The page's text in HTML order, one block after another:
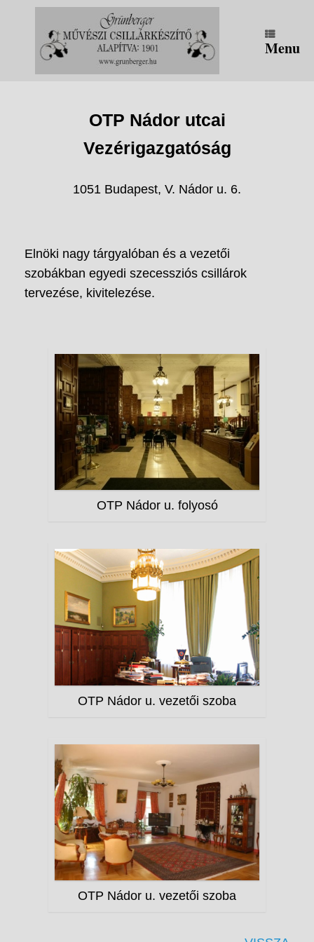
Menu
OTP Nádor utcai
Vezérigazgatóság
1051 Budapest, V. Nádor u. 6.
Elnöki nagy tárgyalóban és a vezetői
szobákban egyedi szecessziós csillárok
tervezése, kivitelezése.
OTP Nádor u. folyosó
OTP Nádor u. vezetői szoba
OTP Nádor u. vezetői szoba